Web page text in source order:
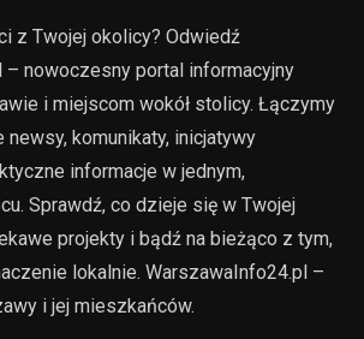
z Twojej okolicy? Odwiedź
– nowoczesny portal informacyjny
i miejscom wokół stolicy. Łączymy
newsy, komunikaty, inicjatywy
informacje w jednym,
Sprawdź, co dzieje się w Twojej
projekty i bądź na bieżąco z tym,
lokalnie. WarszawaInfo24.pl –
i jej mieszkańców.